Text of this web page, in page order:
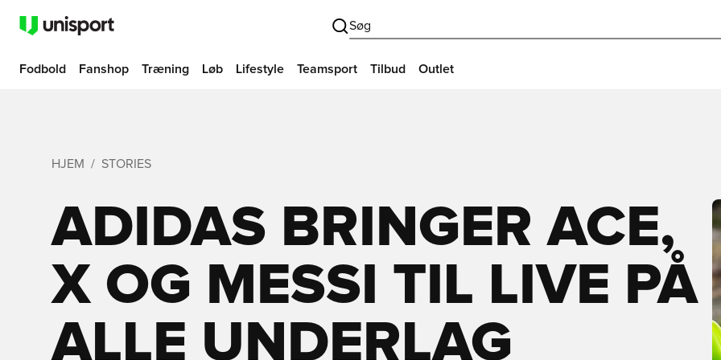
Søg
Fodbold Fanshop Træning Løb Lifestyle Teamsport Tilbud Outlet
HJEM STORIES
ADIDAS BRINGER ACE,
X OG MESSI TIL LIVE PÅ
ALLE UNDERLAG